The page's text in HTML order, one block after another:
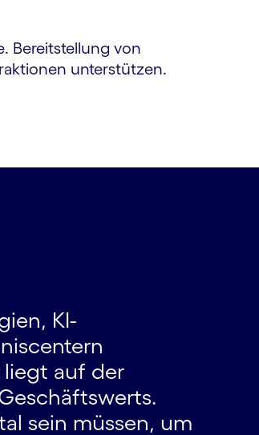
Bereitstellung von
unterstützen.
KI-
liegt auf der
sein müssen, um